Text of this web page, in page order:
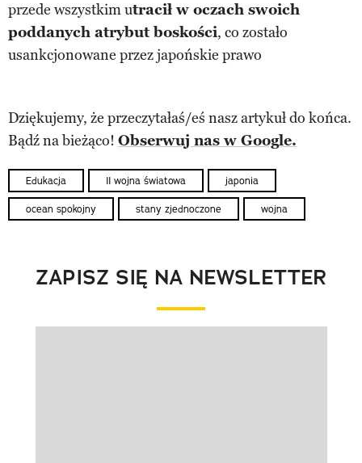
przede wszystkim utracił w oczach swoich
poddanych atrybut boskości, co zostało
usankcjonowane przez japońskie prawo
Dziękujemy, że przeczytałaś/eś nasz artykuł do końca.
Bądź na bieżąco! Obserwuj nas w Google.
Edukacja II wojna światowa japonia
ocean spokojny stany zjednoczone wojna
ZAPISZ SIĘ NA NEWSLETTER